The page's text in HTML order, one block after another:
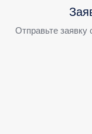
Отправьте